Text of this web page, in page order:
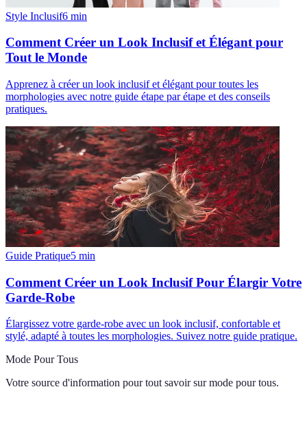
Style Inclusif6 min
Comment Créer un Look Inclusif et Élégant pour
Tout le Monde
Apprenez à créer un look inclusif et élégant pour toutes les
morphologies avec notre guide étape par étape et des conseils
pratiques.
Guide Pratique5 min
Comment Créer un Look Inclusif Pour Élargir Votre
Garde-Robe
Élargissez votre garde-robe avec un look inclusif, confortable et
stylé, adapté à toutes les morphologies. Suivez notre guide pratique.
Mode Pour Tous
Votre source d'information pour tout savoir sur mode pour tous.